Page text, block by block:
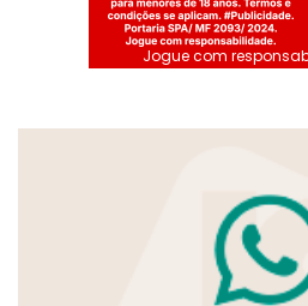
Jogue com